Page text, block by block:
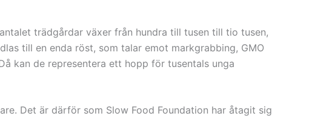
trädgårdar växer från hundra till tusen till tio tusen,
till en enda röst, som talar emot markgrabbing, GMO
kan de representera ett hopp för tusentals unga
Det är därför som Slow Food Foundation har åtagit sig